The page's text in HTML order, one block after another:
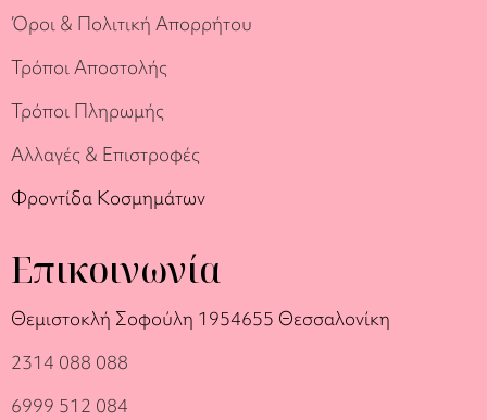
Όροι & Πολιτική Απορρήτου
Τρόποι Αποστολής
Τρόποι Πληρωμής
Αλλαγές & Επιστροφές
Φροντίδα Κοσμημάτων
Επικοινωνία
Θεμιστοκλή Σοφούλη 1954655 Θεσσαλονίκη
2314 088 088
6999 512 084